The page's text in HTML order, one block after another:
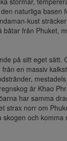
naturliga
kust
från Phuket,
på sitt eget
en massiv
är Khao
har samma
norr om
och